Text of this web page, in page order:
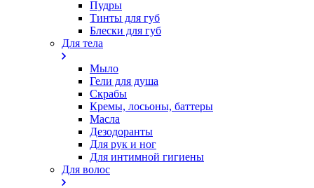
Пудры
Тинты для губ
Блески для губ
Для тела
Мыло
Гели для душа
Скрабы
Кремы, лосьоны, баттеры
Масла
Дезодоранты
Для рук и ног
Для интимной гигиены
Для волос